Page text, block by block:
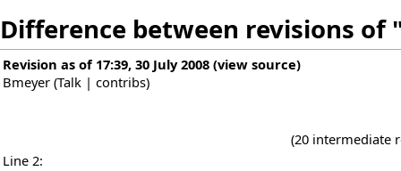
Difference between revisions of
Revision as of 17:39, 30 July 2008 (view source)
Bmeyer (Talk | contribs)
(20 intermediate
Line 2: